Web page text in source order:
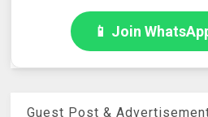
📱 Join
Guest Post &